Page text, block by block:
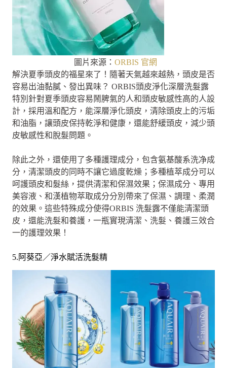
圖片來源： ORBIS 官網
解決夏季頭皮的福星來了！隨著天氣越來越熱，頭皮是否
容易出油黏膩、發出異味？ ORBIS頭皮淨化深層洗髮露
特別針對夏季頭皮容易鬧脾氣的人和頭皮敏感性高的人設
計，採用溫和配方，能深層淨化頭皮，清除頭皮上的污垢
和油脂，讓頭皮保持乾淨和健康，還能舒緩頭皮，減少頭
皮敏感性和脫髮問題。
除此之外，還使用了多種護理成分，包含氨基酸系洗净成
分，清潔頭皮的同時不讓它過度乾燥；多種植萃成分可以
呵護頭皮和髮絲，提供清潔和保濕效果；保濕成分、專用
美容液、和漢植物萃取成分分別帶來了保濕、調理、柔潤
的效果。這些特殊成分使得ORBIS 洗髮露不僅能清潔頭
皮，還能洗髮和養護，一瓶實現清潔、洗髮、養護三效合
一的護理效果！
5.阿葵亞／淨水賦活洗髮精